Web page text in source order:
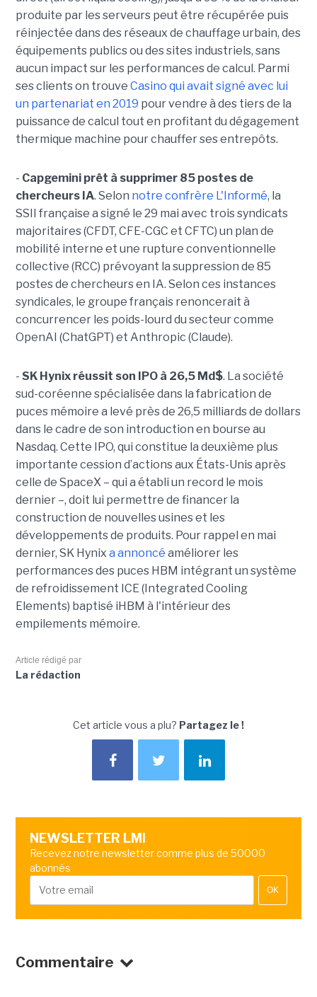
produite par les serveurs peut être récupérée puis
réinjectée dans des réseaux de chauffage urbain, des
équipements publics ou des sites industriels, sans
aucun impact sur les performances de calcul. Parmi
ses clients on trouve Casino qui avait signé avec lui
un partenariat en 2019 pour vendre à des tiers de la
puissance de calcul tout en profitant du dégagement
thermique machine pour chauffer ses entrepôts.
- Capgemini prêt à supprimer 85 postes de
chercheurs IA. Selon notre confrère L'Informé, la
SSII française a signé le 29 mai avec trois syndicats
majoritaires (CFDT, CFE-CGC et CFTC) un plan de
mobilité interne et une rupture conventionnelle
collective (RCC) prévoyant la suppression de 85
postes de chercheurs en IA. Selon ces instances
syndicales, le groupe français renoncerait à
concurrencer les poids-lourd du secteur comme
OpenAI (ChatGPT) et Anthropic (Claude).
- SK Hynix réussit son IPO à 26,5 Md$. La société
sud-coréenne spécialisée dans la fabrication de
puces mémoire a levé près de 26,5 milliards de dollars
dans le cadre de son introduction en bourse au
Nasdaq. Cette IPO, qui constitue la deuxième plus
importante cession d’actions aux États-Unis après
celle de SpaceX – qui a établi un record le mois
dernier –, doit lui permettre de financer la
construction de nouvelles usines et les
développements de produits. Pour rappel en mai
dernier, SK Hynix a annoncé améliorer les
performances des puces HBM intégrant un système
de refroidissement ICE (Integrated Cooling
Elements) baptisé iHBM à l'intérieur des
empilements mémoire.
Article rédigé par
La rédaction
Cet article vous a plu? Partagez le !
NEWSLETTER LMI
Recevez notre newsletter comme plus de 50000
abonnés
OK
Commentaire